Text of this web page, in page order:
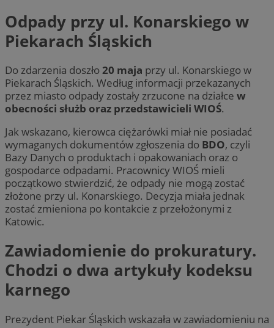
Odpady przy ul. Konarskiego w
Piekarach Śląskich
Do zdarzenia doszło20 maja przy ul. Konarskiego w
Piekarach Śląskich. Według informacji przekazanych
przez miasto odpady zostały zrzucone na działce w
obecności służb oraz przedstawicieli WIOŚ.
Jak wskazano, kierowca ciężarówki miał nie posiadać
wymaganych dokumentów zgłoszenia do BDO, czyli
Bazy Danych o produktach i opakowaniach oraz o
gospodarce odpadami. Pracownicy WIOŚ mieli
początkowo stwierdzić, że odpady nie mogą zostać
złożone przy ul. Konarskiego. Decyzja miała jednak
zostać zmieniona po kontakcie z przełożonymi z
Katowic.
Zawiadomienie do prokuratury.
Chodzi o dwa artykuły kodeksu
karnego
Prezydent Piekar Śląskich wskazała w zawiadomieniu na